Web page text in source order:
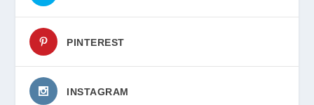
PINTEREST
INSTAGRAM